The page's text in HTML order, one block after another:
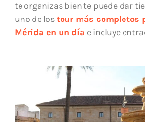
te organizas bien te puede dar
uno de lostour más completos
Mérida en un día e incluye